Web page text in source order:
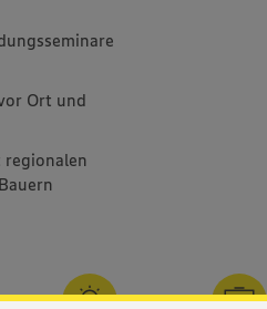
Ort und
regionalen